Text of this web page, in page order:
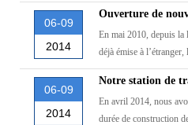
Ouverture de
06-09
2014
En mai 2010, depuis la
déjà émise à
Notre station de
06-09
2014
En avril 2014, nous
durée de construction